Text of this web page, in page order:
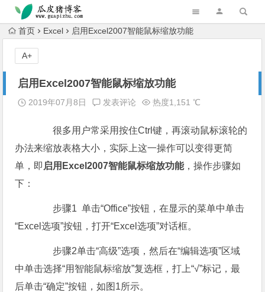
跳转到主内容
首页 Excel 启用Excel2007智能鼠标缩放功能
启用Excel2007智能鼠标缩放功能
2019年07月8日 发表评论 热度1,151 ℃
很多用户常采用按住Ctrl键，再滚动鼠标滚轮的
办法来缩放表格大小，实际上这一操作可以变得更简
单，即 启用Excel2007智能鼠标缩放功能，操作步骤如
下：
步骤1 单击“Office”按钮，在显示的菜单中单击
“Excel选项”按钮，打开“Excel选项”对话框。
步骤2单击“高级”选项，然后在“编辑选项”区域
中单击选择“用智能鼠标缩放”复选框，打上“√”标记，最
后单击“确定”按钮，如图1所示。
A+